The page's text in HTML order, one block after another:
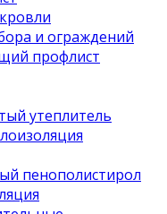
и ограждений
профлист
утеплитель
пенополистирол